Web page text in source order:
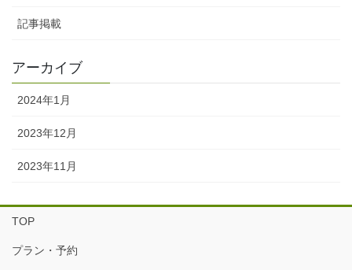
記事掲載
アーカイブ
2024年1月
2023年12月
2023年11月
TOP
プラン・予約